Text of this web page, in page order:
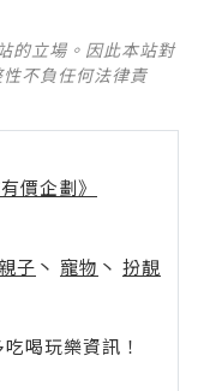
的立場。因此本站對
不負任何法律責
價企劃》
子 丶 寵物 丶 扮靚
喝玩樂資訊！